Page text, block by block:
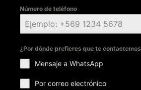
Número de teléfono
¿Por dónde prefieres que te
Mensaje a WhatsApp
Por correo electrónico